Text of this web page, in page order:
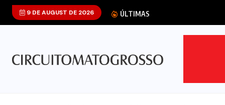
9 DE AUGUST DE 2026 ÚLTIMAS